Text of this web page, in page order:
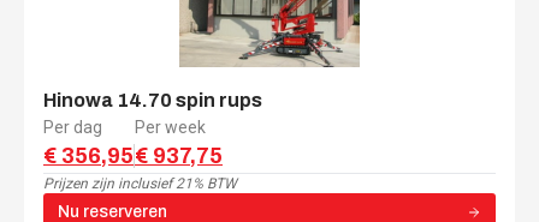
Hinowa 14.70 spin rups
Per dag
€ 356,95
Per week
€ 937,75
Prijzen zijn inclusief 21% BTW
Nu reserveren